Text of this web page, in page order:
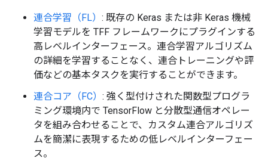
連合学習（FL） : 既存の Keras または非 Keras 機械
学習モデルを TFF フレームワークにプラグインする
高レベルインターフェース。連合学習アルゴリズム
の詳細を学習することなく、連合トレーニングや評
価などの基本タスクを実行することができます。
連合コア（FC） : 強く型付けされた関数型プログラ
ミング環境内で TensorFlow と分散型通信オペレー
タを組み合わせることで、カスタム連合アルゴリズ
ムを簡潔に表現するための低レベルインターフェー
ス。